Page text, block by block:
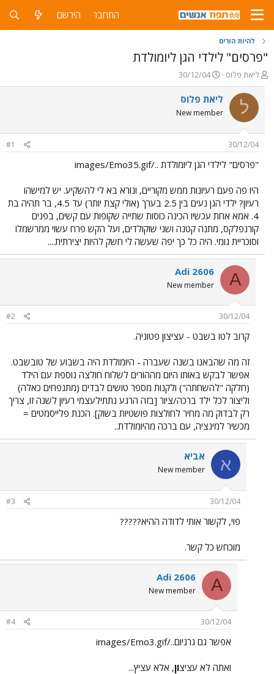
התחבר הירשם
להיות הורים
"פרסים" לילדי הגן ליומולדת
פ
ו
ת
ח
ה
ש
א
ליאת פלוס
פ
ו
ר
ם
ר
30/12/04
ל ליאת פלוס
New member
30/12/04
#1
"פרסים" לילדי הגן ליומולדת ../images/Emo35.gif
היו פה פעם רעיונות ממש מקוריים, ונורא בא לי להשקיע. יש למישהו
רעיון? ילדי הגן נעים בין 2.5 בערך (אולי קצת יותר) עד 4.5, בר תהיה בת
4. אמא אחת עכשיו הכינה כוסות שתייה שקופות עם קשים, בפנים
קורנפלקס, מתנה קטנה ושני שוקולדים, ועל הקש פרח עשוי ממרשמלו
וסוכריית גומי. היה כל כך יפה שעשה לי חשק להיות יצירתית....
A
Adi 2606
New member
30/12/04
#2
קרוב לטו בשבט - עציצון פטוניה.
זה מה שהבאנו בשנה שעברה - היומולדת היה בשבוע של טובשבט.
אפשר לבקש באותו היום מההורים לשלוח חולצה נוספת עם הילד
(חלקה "להשחתה") ולקנות מספר טושים לבדים (מתנפחים כאלה)
וליצור לכל ילד ברכה/ציור [בזה הרגע נתתילעצמי רעיון לשנה זו, צריך
רק לבדוק מה מחיר לחולצות פושטיות בשוק]. הכנת פלייסמטים =
מכשיר למינציה, עם ברכה מהיומולדת..
א אביא
New member
30/12/04
#3
פוי, לקשור אותי לדודה ההיא?????
מוכחש כל קשר.
A
Adi 2606
New member
30/12/04
#4
אפשר גם גרניום../images/Emo3.gif
ואתה לא עציצון, אלא עציץ...